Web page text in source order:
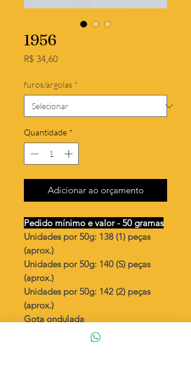
1956
R$ 34,60Preço
furos/argolas *
Quantidade *
Adicionar ao orçamento
Pedido mínimo e valor - 50 gramas
Unidades por 50g: 138 (1) peças
(aprox.)
Unidades por 50g: 140 (S) peças
(aprox.)
Unidades por 50g: 142 (2) peças
(aprox.)
Gota ondulada
: R$ 692,00
Quantidade aproximada por quilo